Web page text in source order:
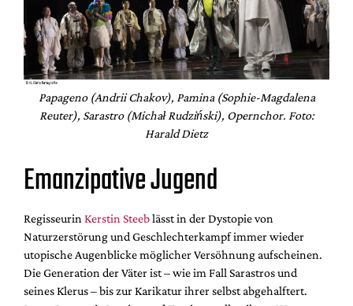
Papageno (Andrii Chakov), Pamina (Sophie-Magdalena
Reuter), Sarastro (Michał Rudziński), Opernchor. Foto:
Harald Dietz
Emanzipative Jugend
RegisseurinKerstin Steeblässt in der Dystopie von
Naturzerstörung und Geschlechterkampf immer wieder
utopische Augenblicke möglicher Versöhnung aufscheinen.
Die Generation der Väter ist – wie im Fall Sarastros und
seines Klerus – bis zur Karikatur ihrer selbst abgehalftert.